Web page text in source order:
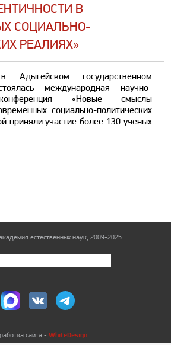
В
СОЦИАЛЬНО-
РЕАЛИЯХ»
государственном
международная научно-
«Новые смыслы
социально-политических
приняли участие более 130 ученых
естественных наук, 2009-2025
сайта - WhiteDesign